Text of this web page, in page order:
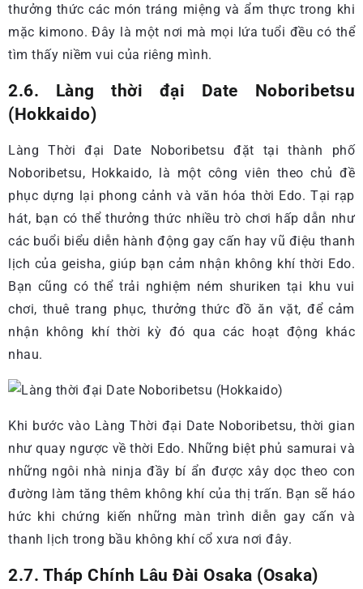
thưởng thức các món tráng miệng và ẩm thực trong khi
mặc kimono. Đây là một nơi mà mọi lứa tuổi đều có thể
tìm thấy niềm vui của riêng mình.
2.6. Làng thời đại Date Noboribetsu
(Hokkaido)
Làng Thời đại Date Noboribetsu đặt tại thành phố
Noboribetsu, Hokkaido, là một công viên theo chủ đề
phục dựng lại phong cảnh và văn hóa thời Edo. Tại rạp
hát, bạn có thể thưởng thức nhiều trò chơi hấp dẫn như
các buổi biểu diễn hành động gay cấn hay vũ điệu thanh
lịch của geisha, giúp bạn cảm nhận không khí thời Edo.
Bạn cũng có thể trải nghiệm ném shuriken tại khu vui
chơi, thuê trang phục, thưởng thức đồ ăn vặt, để cảm
nhận không khí thời kỳ đó qua các hoạt động khác
nhau.
Khi bước vào Làng Thời đại Date Noboribetsu, thời gian
như quay ngược về thời Edo. Những biệt phủ samurai và
những ngôi nhà ninja đầy bí ẩn được xây dọc theo con
đường làm tăng thêm không khí của thị trấn. Bạn sẽ háo
hức khi chứng kiến những màn trình diễn gay cấn và
thanh lịch trong bầu không khí cổ xưa nơi đây.
2.7. Tháp Chính Lâu Đài Osaka (Osaka)